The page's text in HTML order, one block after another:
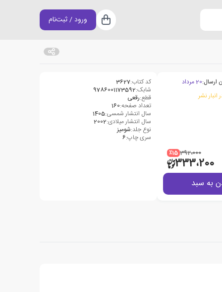
سبد خرید
ورود / ثبت‌نام
ارسال:20 مرداد
انبار نشر
392،000 ٪15
333،200
به سبد
کد کتاب:3627
شابک:9786001173592
قطع:رقعی
تعداد صفحه:160
سال انتشار شمسی:1405
سال انتشار میلادی:2002
نوع جلد:شومیز
سری چاپ:6